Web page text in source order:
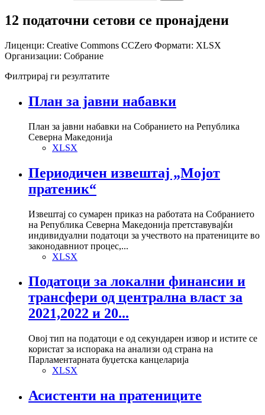
12 податочни сетови се пронајдени
Лиценци: Creative Commons CCZero Формати: XLSX
Организации: Собрание
Филтрирај ги резултатите
План за јавни набавки
План за јавни набавки на Собранието на Република
Северна Македонија
XLSX
Периодичен извештај „Мојот
пратеник“
Извештај со сумарен приказ на работата на Собранието
на Република Северна Македонија претставувајќи
индивидуални податоци за учеството на пратениците во
законодавниот процес,...
XLSX
Податоци за локални финансии и
трансфери од централна власт за
2021,2022 и 20...
Овој тип на податоци е од секундарен извор и истите се
користат за испорака на анализи од страна на
Парламентарната буџетска канцеларија
XLSX
Асистенти на пратениците